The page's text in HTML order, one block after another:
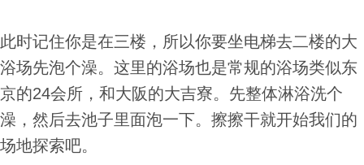
此时记住你是在三楼，所以你要坐电梯去二楼的大
浴场先泡个澡。这里的浴场也是常规的浴场类似东
京的24会所，和大阪的大吉寮。先整体淋浴洗个
澡，然后去池子里面泡一下。擦擦干就开始我们的
场地探索吧。